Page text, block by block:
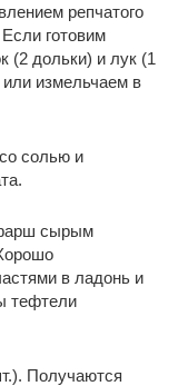
репчатого
готовим
(2 дольки) и лук (1
измельчаем в
солью и
сырым
в ладонь и
тефтели
Получаются